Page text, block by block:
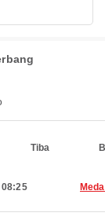
Tiba
08:25